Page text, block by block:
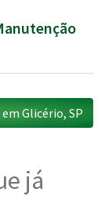
Glicério, SP
já